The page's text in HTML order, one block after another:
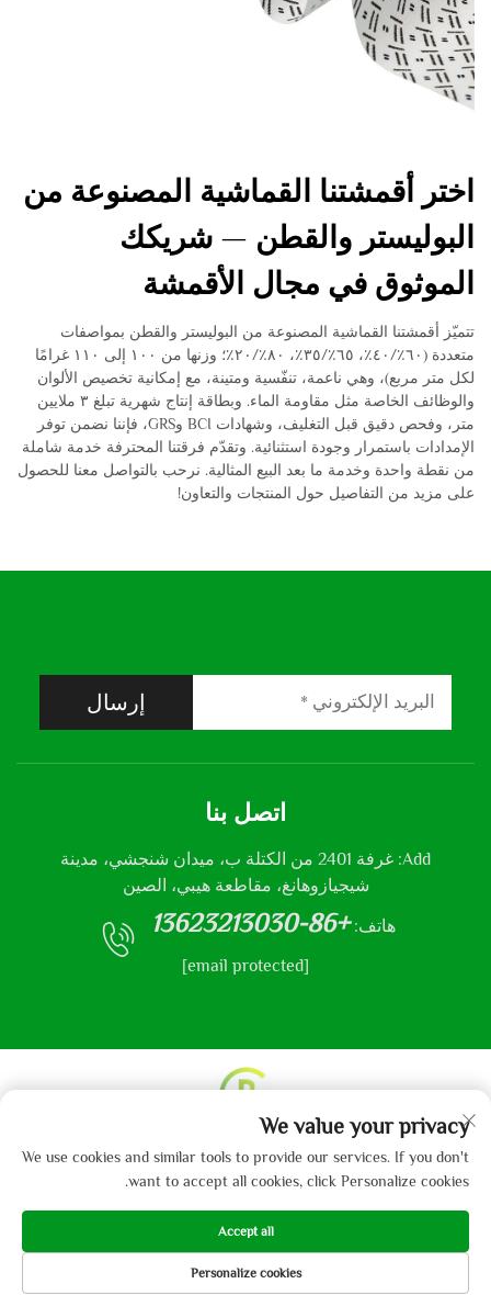
اختر أقمشتنا القماشية المصنوعة من
البوليستر والقطن — شريكك
الموثوق في مجال الأقمشة
تتميّز أقمشتنا القماشية المصنوعة من البوليستر والقطن بمواصفات
متعددة (٦٠٪/٤٠٪، ٦٥٪/٣٥٪، ٨٠٪/٢٠٪؛ وزنها من ١٠٠ إلى ١١٠ غرامًا
لكل متر مربع)، وهي ناعمة، تنفّسية ومتينة، مع إمكانية تخصيص الألوان
والوظائف الخاصة مثل مقاومة الماء. وبطاقة إنتاج شهرية تبلغ ٣ ملايين
متر، وفحص دقيق قبل التغليف، وشهادات BCI وGRS، فإننا نضمن توفر
الإمدادات باستمرار وجودة استثنائية. وتقدّم فرقتنا المحترفة خدمة شاملة
من نقطة واحدة وخدمة ما بعد البيع المثالية. نرحب بالتواصل معنا للحصول
على مزيد من التفاصيل حول المنتجات والتعاون!
إرسال
اتصل بنا
Add: غرفة 2401 من الكتلة ب، ميدان شنجشي، مدينة
شيجيازوهانغ، مقاطعة هيبي، الصين
هاتف: +86-13623213030
[email protected]
حقوق النشر © 2013-2024 من قبل شركة هيباي جايبو
للمنسوجات المحدودة. سياسة الخصوصية
We value your privacy
We use cookies and similar tools to provide our services. If you don't
want to accept all cookies, click Personalize cookies.
Personalize cookies
Accept all